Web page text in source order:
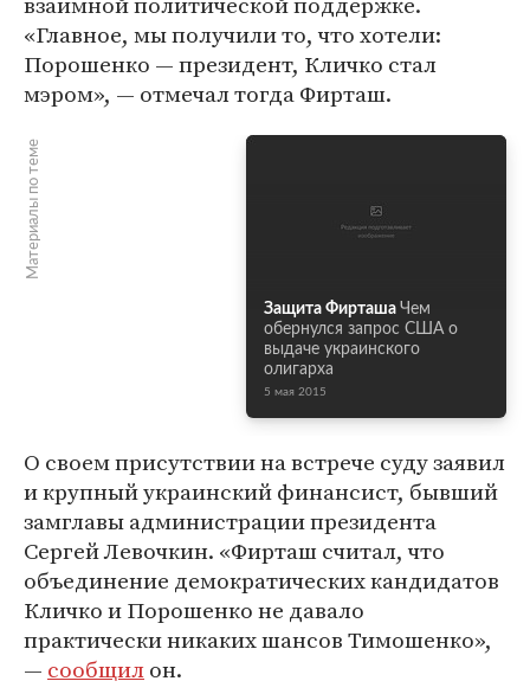
«Главное, мы получили то, что хотели:
Порошенко — президент, Кличко стал
мэром», — отмечал тогда Фирташ.
Материалы по теме
Защита Фирташа Чем
обернулся запрос США о
выдаче украинского
олигарха
5 мая 2015
О своем присутствии на встрече суду заявил
и крупный украинский финансист, бывший
замглавы администрации президента
Сергей Левочкин. «Фирташ считал, что
объединение демократических кандидатов
Кличко и Порошенко не давало
практически никаких шансов Тимошенко»,
— сообщилон.